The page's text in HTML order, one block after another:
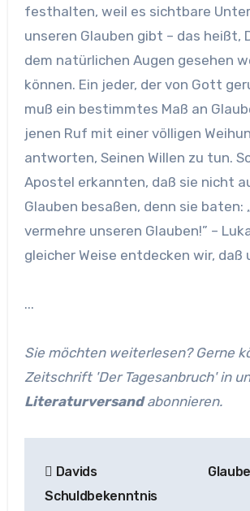
festhalten, weil es sichtbare
unseren Glauben gibt – das heißt,
dem natürlichen Augen gesehen
können. Ein jeder, der von Gott
muß ein bestimmtes Maß an
jenen Ruf mit einer völligen
antworten, Seinen Willen zu tun.
Apostel erkannten, daß sie nicht
Glauben besaßen, denn sie baten:
vermehre unseren Glauben!” –
gleicher Weise entdecken wir, daß
...
Sie möchten weiterlesen? Gerne
Zeitschrift 'Der Tagesanbruch' in
Literaturversandabonnieren.
Davids
Schuldbekenntnis